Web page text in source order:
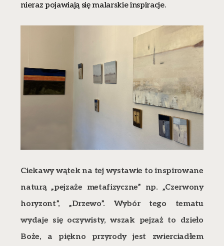
nieraz pojawiają się malarskie inspiracje.
Ciekawy wątek na tej wystawie to inspirowane
naturą „pejzaże metafizyczne” np. „Czerwony
horyzont”, „Drzewo”. Wybór tego tematu
wydaje się oczywisty, wszak pejzaż to dzieło
Boże, a piękno przyrody jest zwierciadłem